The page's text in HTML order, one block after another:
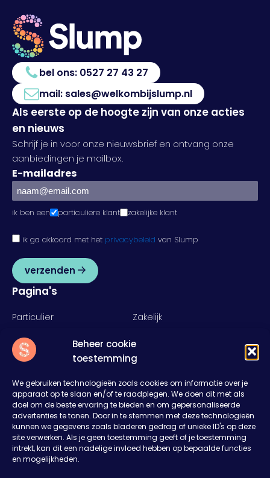
Beheer cookie
toestemming
We gebruiken technologieën zoals cookies om informatie over je
apparaat op te slaan en/of te raadplegen. We doen dit met als
doel om de beste ervaring te bieden en om gepersonaliseerde
advertenties te tonen. Door in te stemmen met deze technologieën
kunnen we gegevens zoals bladeren gedrag of unieke ID's op deze
site verwerken. Als je geen toestemming geeft of je toestemming
intrekt, kan dit een nadelige invloed hebben op bepaalde functies
en mogelijkheden.
bel ons: 0527 27 43 27
mail: sales@welkombijslump.nl
Als eerste op de hoogte zijn van onze acties
en nieuws
Schrijf je in voor onze nieuwsbrief en ontvang onze
aanbiedingen je mailbox.
E-mailadres
ik ben een particuliere klant zakelijke klant
ik ga akkoord met het privacybeleid van Slump
verzenden
Pagina's
Particulier
Zakelijk
Inspiratie
Over ons
Nieuws
Offerte aanvragen
Slump
Het Rister 11
8314RD Bant
0527 27 43 27
sales@welkombijslump.nl